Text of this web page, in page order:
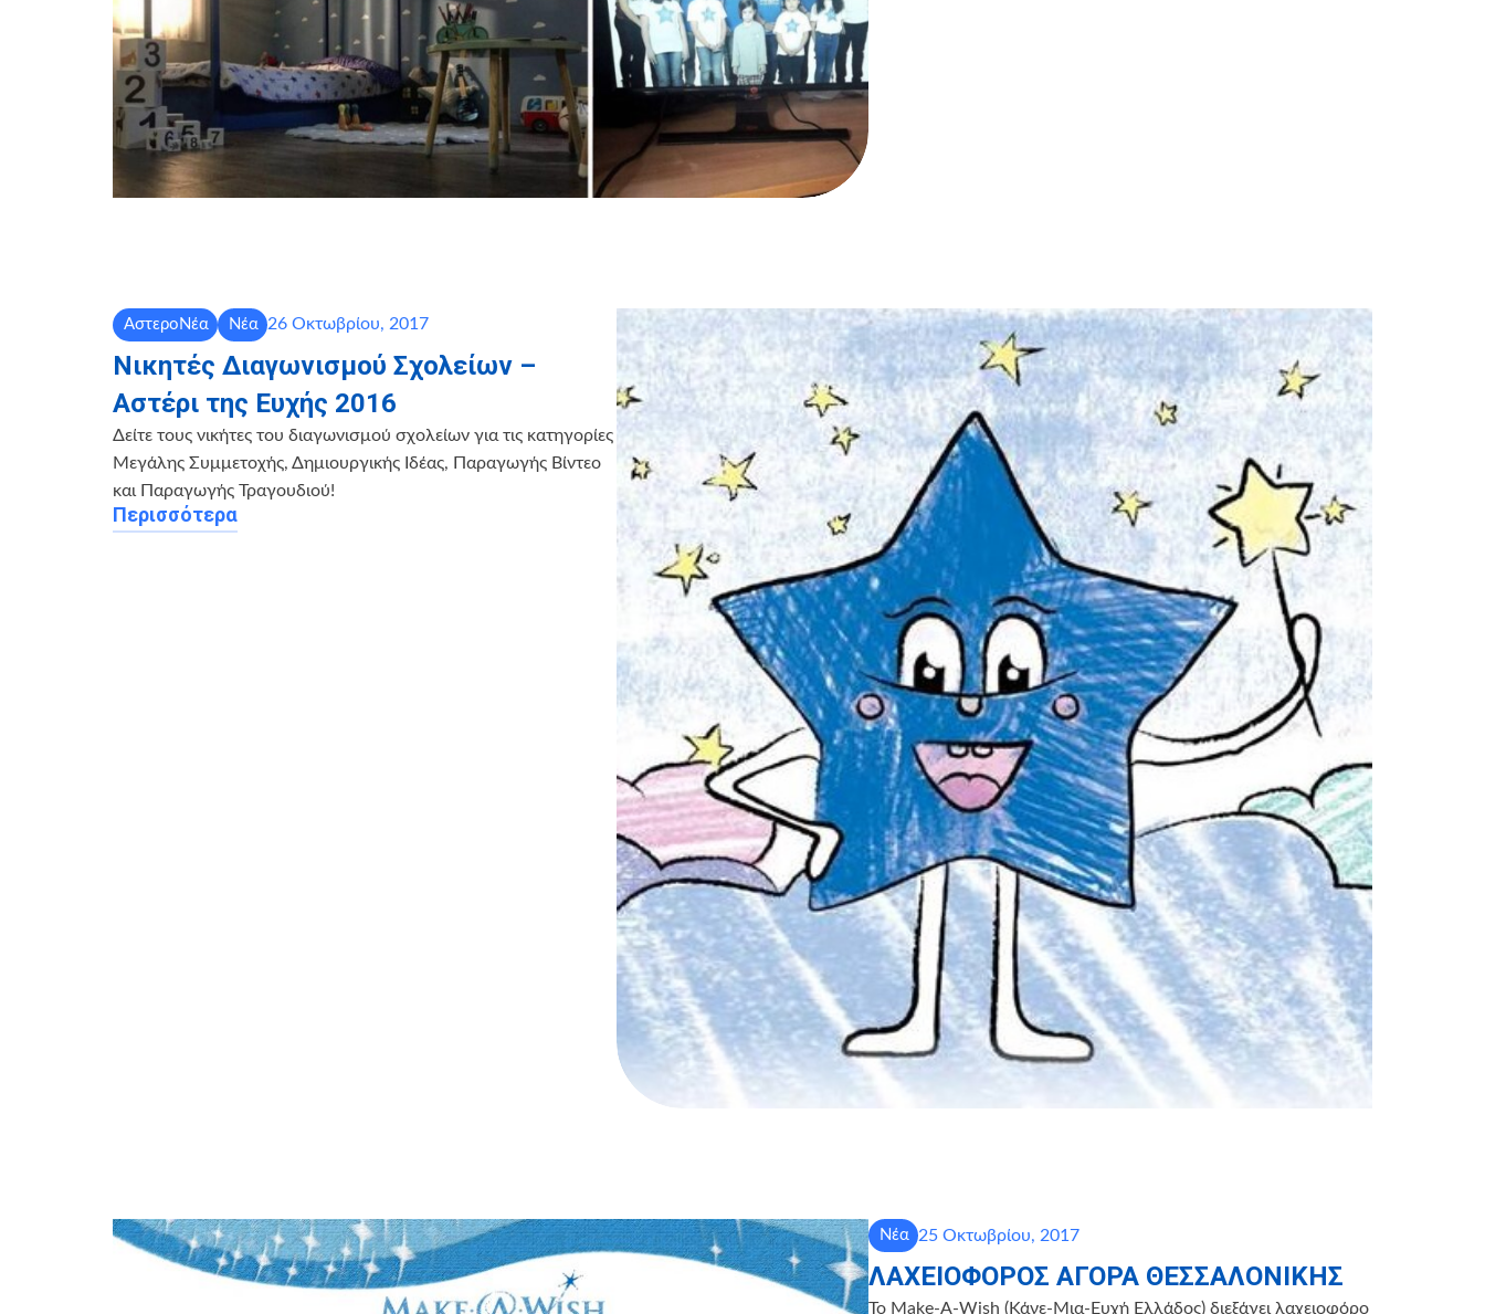
ΑστεροΝέα Νέα 26 Οκτωβρίου, 2017
Nικητές Διαγωνισμού Σχολείων –
Αστέρι της Ευχής 2016
Δείτε τους νικήτες του διαγωνισμού σχολείων για τις κατηγορίες
Μεγάλης Συμμετοχής, Δημιουργικής Ιδέας, Παραγωγής Βίντεο
και Παραγωγής Τραγουδιού!
Περισσότερα
Νέα 25 Οκτωβρίου, 2017
ΛΑΧΕΙΟΦΟΡΟΣ ΑΓΟΡΑ ΘΕΣΣΑΛΟΝΙΚΗΣ
Το Make-A-Wish (Κάνε-Μια-Ευχή Ελλάδος) διεξάγει λαχειοφόρο